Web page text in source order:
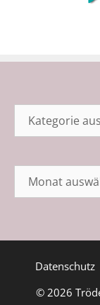
Kategorien
Datenschutz
© 2026